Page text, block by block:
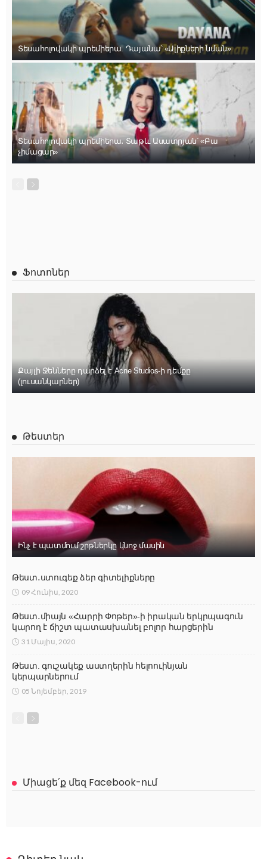
Տեսահոլովակի պրեմիերա. Դայանա՝ «Ալիքների նման»
Տեսահոլովակի պրեմիերա․ Տաթև Ասատրյան՝ «Բա
չիմացար»
Ֆոտոներ
Քայլի Ջենները դարձել է Acne Studios-ի դեմքը
(լուսանկարներ)
Թեստեր
Ինչ է պատմում շրթներկը կնոջ մասին
Թեստ․ստուգեք ձեր գիտելիքները
09 Հունիս, 2020
Թեստ․միայն «Հարրի Փոթեր»-ի իրական երկրպագուն
կարող է ճիշտ պատասխանել բոլոր հարցերին
31 Մայիս, 2020
Թեստ. գուշակեք աստղերին հելոուինյան
կերպարներում
05 Նոյեմբեր, 2019
Միացե՛ք մեզ Facebook-ում